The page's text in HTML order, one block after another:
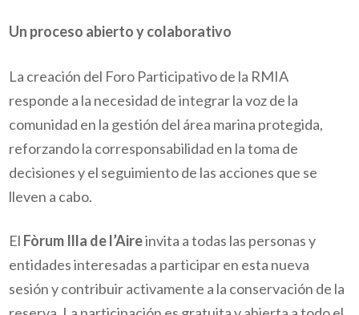
Un proceso abierto y colaborativo
La creación del Foro Participativo de la RMIA
responde a la necesidad de integrar la voz de la
comunidad en la gestión del área marina protegida,
reforzando la corresponsabilidad en la toma de
decisiones y el seguimiento de las acciones que se
lleven a cabo.
El Fòrum Illa de l’Aireinvita a todas las personas y
entidades interesadas a participar en esta nueva
sesión y contribuir activamente a la conservación de la